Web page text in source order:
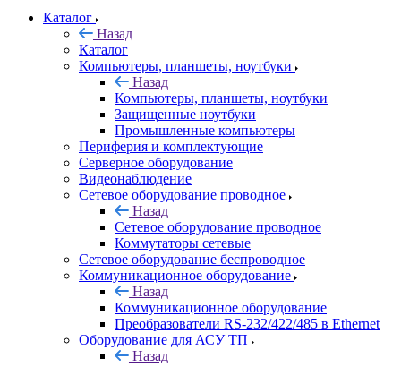
Каталог
Назад
Каталог
Компьютеры, планшеты, ноутбуки
Назад
Компьютеры, планшеты, ноутбуки
Защищенные ноутбуки
Промышленные компьютеры
Периферия и комплектующие
Серверное оборудование
Видеонаблюдение
Сетевое оборудование проводное
Назад
Сетевое оборудование проводное
Коммутаторы сетевые
Сетевое оборудование беспроводное
Коммуникационное оборудование
Назад
Коммуникационное оборудование
Преобразователи RS-232/422/485 в Ethernet
Оборудование для АСУ ТП
Назад